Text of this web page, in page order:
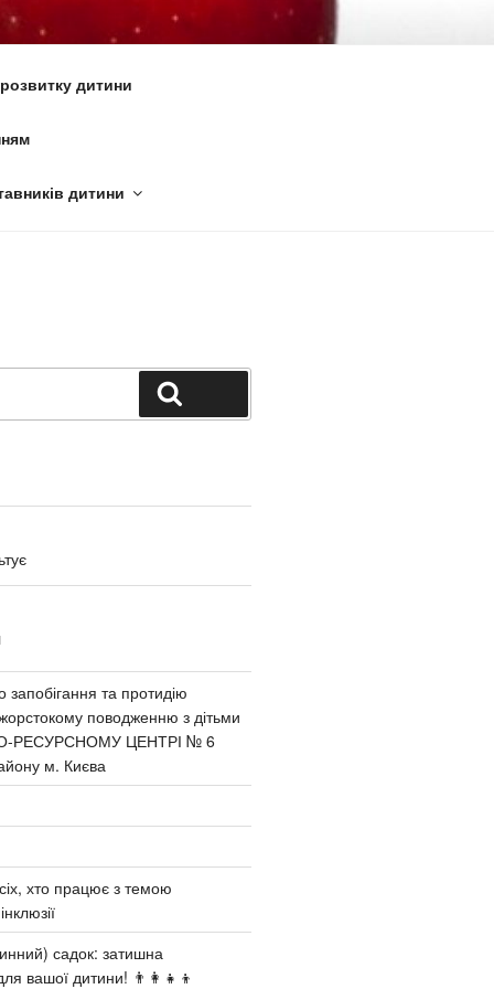
дитини
дитини
та протидію
поводженню з дітьми
РЕСУРСНОМУ ЦЕНТРІ № 6
м. Києва
хто працює з темою
садок: затишна
вашої дитини! 👨‍👩‍👧‍👦